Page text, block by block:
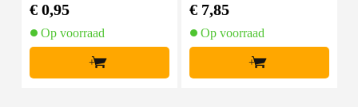
€ 0,95
Op voorraad
+
€ 7,85
Op voorraad
+